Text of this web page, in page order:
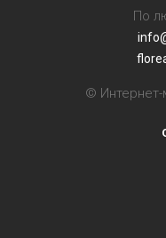
По
© Интернет-